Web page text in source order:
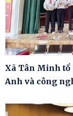
Xã Tân Minh
Anh và công